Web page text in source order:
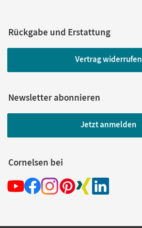
Rückgabe und Erstattung
Vertrag widerrufen
Newsletter abonnieren
Jetzt anmelden
Cornelsen bei